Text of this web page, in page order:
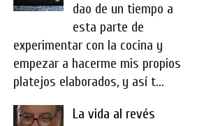
dao de un tiempo a
esta parte de
experimentar con la cocina y
empezar a hacerme mis propios
platejos elaborados, y así t...
La vida al revés